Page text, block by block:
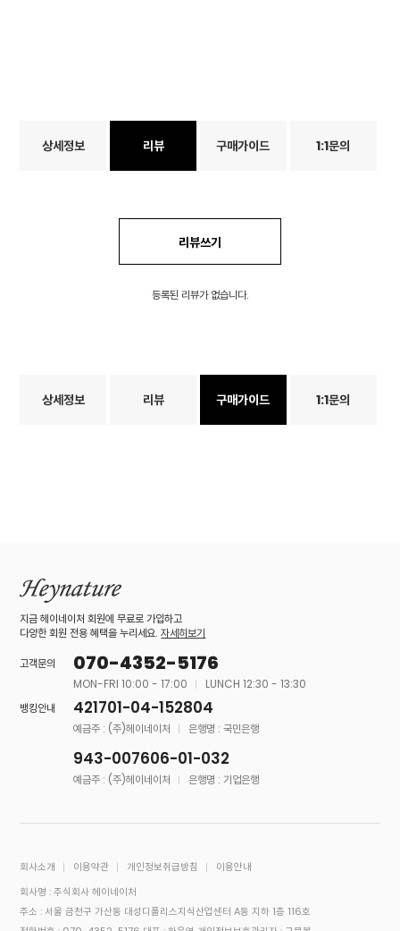
상세정보 리뷰 구매가이드 1:1문의
리뷰쓰기
등록된 리뷰가 없습니다.
상세정보 리뷰 구매가이드 1:1문의
지금 헤이네이처 회원에 무료로 가입하고
다양한 회원 전용 혜택을 누리세요.자세히보기
고객문의
070-4352-5176
MON-FRI 10:00 - 17:00
LUNCH 12:30 - 13:30
뱅킹안내
421701-04-152804
예금주 : (주)헤이네이처 은행명 : 국민은행
943-007606-01-032
예금주 : (주)헤이네이처 은행명 : 기업은행
회사소개 이용약관 개인정보취급방침
이용안내
회사명 : 주식회사 헤이네이처
주소 : 서울 금천구 가산동 대성디폴리스지식산업센터 A동 지하 1층 116호